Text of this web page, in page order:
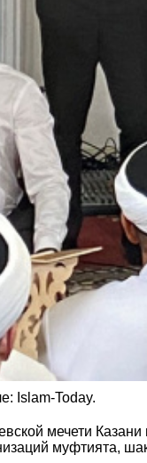
Islam-Today.
мечети
муфтията,